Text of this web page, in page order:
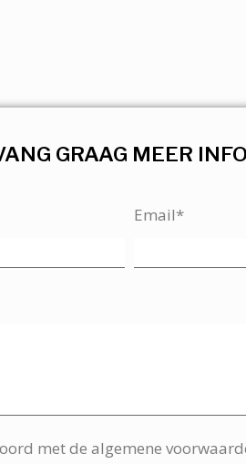
GRAAG MEER
Email*
met de algemene